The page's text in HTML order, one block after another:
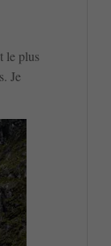
le plus
Je